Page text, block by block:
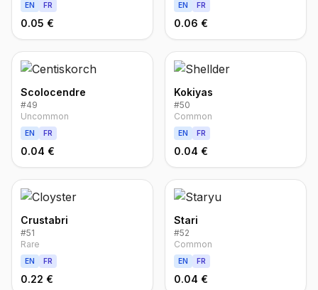
EN FR
0.05 €
EN FR
0.06 €
Scolocendre
#49
Uncommon
EN FR
0.04 €
Kokiyas
#50
Common
EN FR
0.04 €
Crustabri
#51
Rare
EN FR
0.22 €
Stari
#52
Common
EN FR
0.04 €